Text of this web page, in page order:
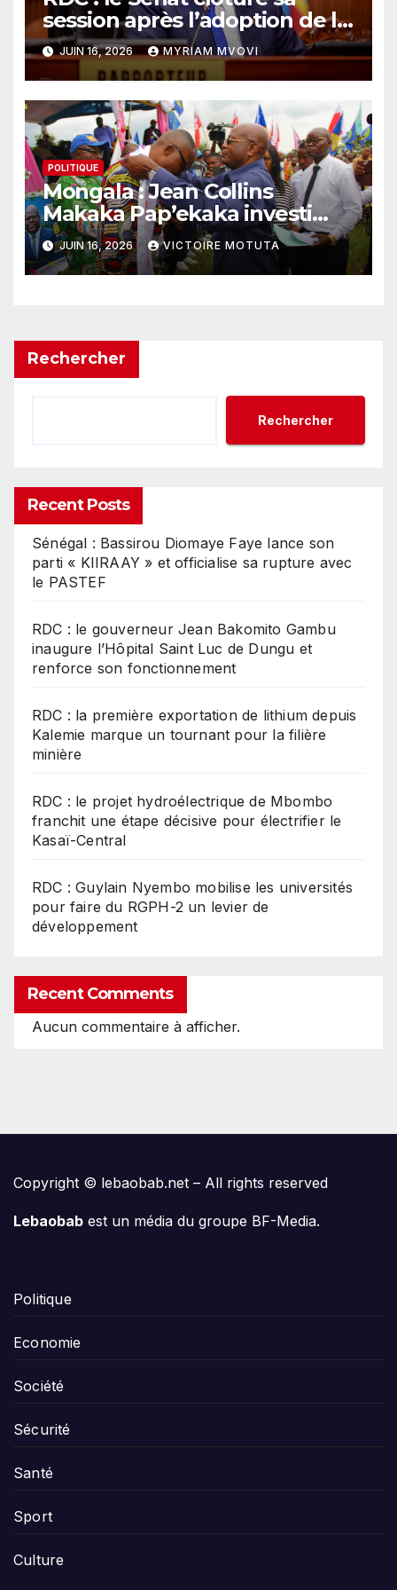
session après l’adoption de la
loi sur le référendum
JUIN 16, 2026 MYRIAM MVOVI
POLITIQUE
Mongala : Jean Collins
Makaka Pap’ekaka investi
président du Conseil
provincial de l’Union sacrée
JUIN 16, 2026 VICTOIRE MOTUTA
Rechercher
Rechercher
Recent Posts
Sénégal : Bassirou Diomaye Faye lance son
parti « KIIRAAY » et officialise sa rupture avec
le PASTEF
RDC : le gouverneur Jean Bakomito Gambu
inaugure l’Hôpital Saint Luc de Dungu et
renforce son fonctionnement
RDC : la première exportation de lithium depuis
Kalemie marque un tournant pour la filière
minière
RDC : le projet hydroélectrique de Mbombo
franchit une étape décisive pour électrifier le
Kasaï-Central
RDC : Guylain Nyembo mobilise les universités
pour faire du RGPH-2 un levier de
développement
Recent Comments
Aucun commentaire à afficher.
Copyright © lebaobab.net – All rights reserved
Lebaobab est un média du groupe BF-Media.
Politique
Economie
Société
Sécurité
Santé
Sport
Culture